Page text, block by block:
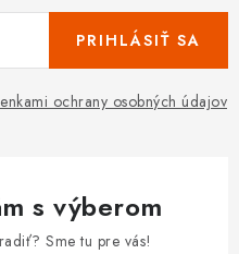
ochrany osobných údajov
PRIHLÁSIŤ SA
s výberom
Sme tu pre vás!